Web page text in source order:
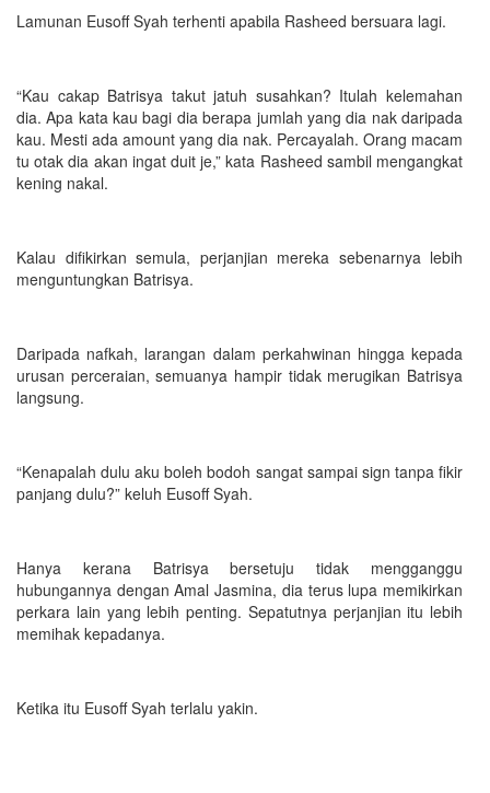
Lamunan Eusoff Syah terhenti apabila Rasheed bersuara lagi.
“Kau cakap Batrisya takut jatuh susahkan? Itulah kelemahan
dia. Apa kata kau bagi dia berapa jumlah yang dia nak daripada
kau. Mesti ada amount yang dia nak. Percayalah. Orang macam
tu otak dia akan ingat duit je,” kata Rasheed sambil mengangkat
kening nakal.
Kalau difikirkan semula, perjanjian mereka sebenarnya lebih
menguntungkan Batrisya.
Daripada nafkah, larangan dalam perkahwinan hingga kepada
urusan perceraian, semuanya hampir tidak merugikan Batrisya
langsung.
“Kenapalah dulu aku boleh bodoh sangat sampai sign tanpa fikir
panjang dulu?” keluh Eusoff Syah.
Hanya kerana Batrisya bersetuju tidak mengganggu
hubungannya dengan Amal Jasmina, dia terus lupa memikirkan
perkara lain yang lebih penting. Sepatutnya perjanjian itu lebih
memihak kepadanya.
Ketika itu Eusoff Syah terlalu yakin.